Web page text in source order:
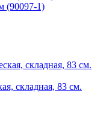
(90097-1)
складная, 83 см.